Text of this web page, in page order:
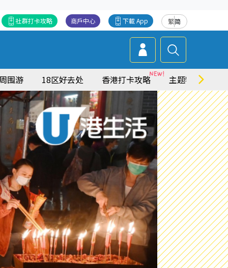
繁简
下載 App
商戶中心
社群打卡攻略
围游 18区好去处 香港打卡攻略 主题特集